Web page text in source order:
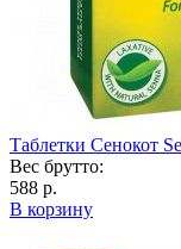
Таблетки Сенокот
Вес брутто:
588 р.
В корзину